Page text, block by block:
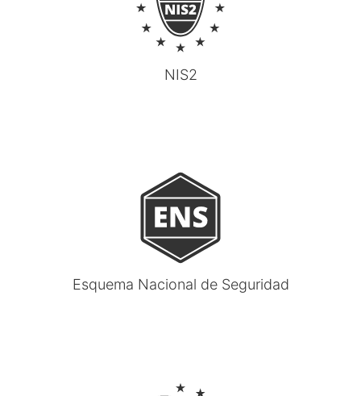
NIS2
Esquema Nacional de Seguridad